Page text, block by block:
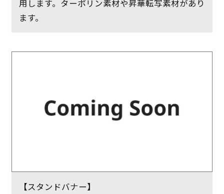
用します。ターポリン素材や昇華転写素材があり
ます。
【スタンドバナー】